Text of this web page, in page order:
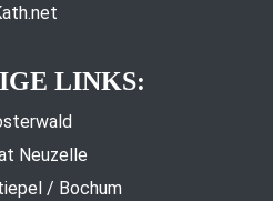
LINKS:
Neuzelle
/ Bochum